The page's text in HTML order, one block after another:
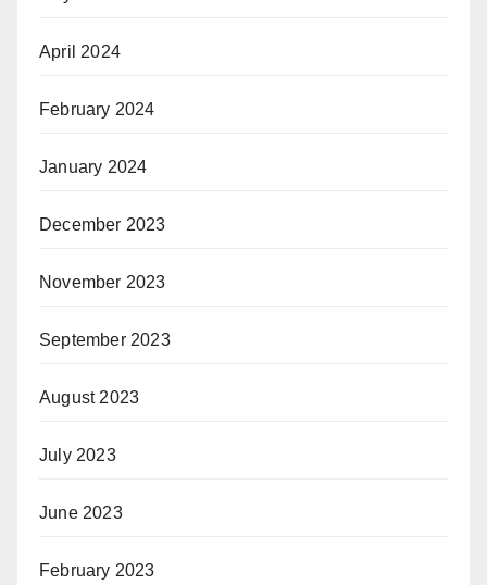
April 2024
February 2024
January 2024
December 2023
November 2023
September 2023
August 2023
July 2023
June 2023
February 2023